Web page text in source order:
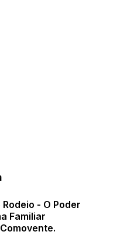
- O Poder
Familiar